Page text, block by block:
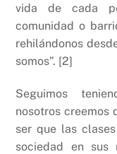
vida de cada
comunidad o
rehilándonos
somos”. [2]
Seguimos
nosotros creemos
ser que las
sociedad en sus